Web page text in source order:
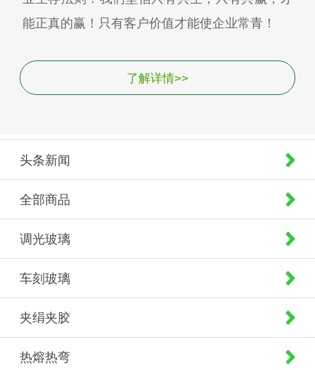
能正真的赢！只有客户价值才能使企业常青！
了解详情>>
头条新闻
全部商品
调光玻璃
车刻玻璃
夹绢夹胶
热熔热弯